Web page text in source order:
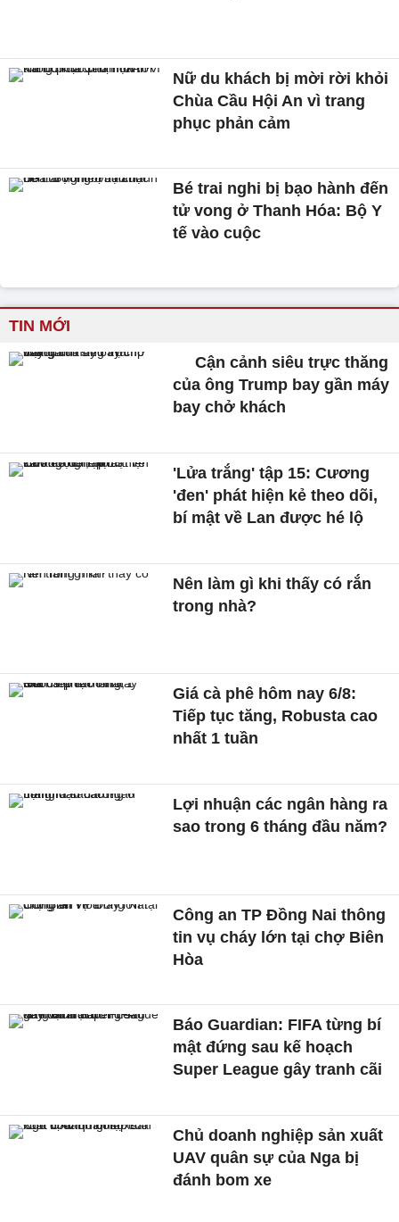
Nữ du khách bị mời rời khỏi
Chùa Cầu Hội An vì trang
phục phản cảm
Bé trai nghi bị bạo hành đến
tử vong ở Thanh Hóa: Bộ Y
tế vào cuộc
TIN MỚI
Cận cảnh siêu trực thăng
của ông Trump bay gần máy
bay chở khách
'Lửa trắng' tập 15: Cương
'đen' phát hiện kẻ theo dõi,
bí mật về Lan được hé lộ
Nên làm gì khi thấy có rắn
trong nhà?
Giá cà phê hôm nay 6/8:
Tiếp tục tăng, Robusta cao
nhất 1 tuần
Lợi nhuận các ngân hàng ra
sao trong 6 tháng đầu năm?
Công an TP Đồng Nai thông
tin vụ cháy lớn tại chợ Biên
Hòa
Báo Guardian: FIFA từng bí
mật đứng sau kế hoạch
Super League gây tranh cãi
Chủ doanh nghiệp sản xuất
UAV quân sự của Nga bị
đánh bom xe